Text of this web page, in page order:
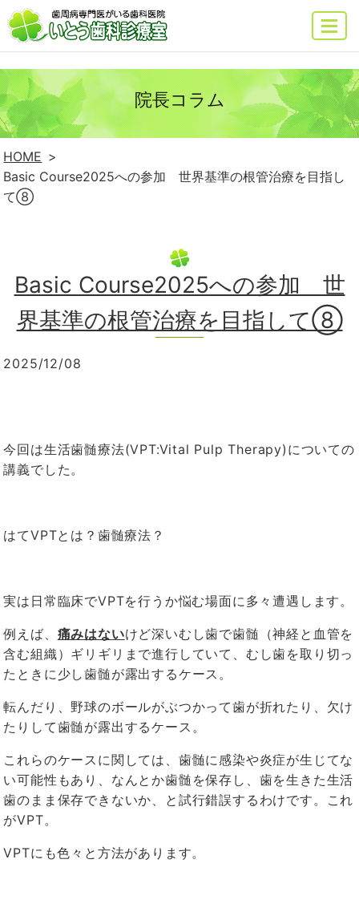
MENU
院長コラム
HOME
Basic Course2025への参加 世界基準の根管治療を目指し
て⑧
Basic Course2025への参加 世
界基準の根管治療を目指して⑧
2025/12/08
今回は生活歯髄療法(VPT:Vital Pulp Therapy)についての
講義でした。
はてVPTとは？歯髄療法？
実は日常臨床でVPTを行うか悩む場面に多々遭遇します。
例えば、 痛みはないけど深いむし歯で歯髄（神経と血管を
含む組織）ギリギリまで進行していて、むし歯を取り切っ
たときに少し歯髄が露出するケース。
転んだり、野球のボールがぶつかって歯が折れたり、欠け
たりして歯髄が露出するケース。
これらのケースに関しては、歯髄に感染や炎症が生じてな
い可能性もあり、なんとか歯髄を保存し、歯を生きた生活
歯のまま保存できないか、と試行錯誤するわけです。これ
がVPT。
VPTにも色々と方法があります。